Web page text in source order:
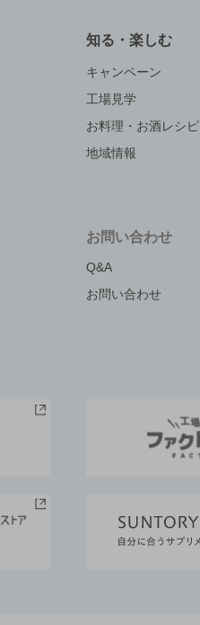
知る・楽しむ
キャンペーン
工場見学
お料理・お酒レシピ
地域情報
お問い合わせ
Q&A
お問い合わせ